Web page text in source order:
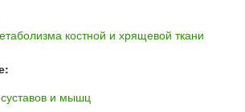
костной и хрящевой ткани
и мышц